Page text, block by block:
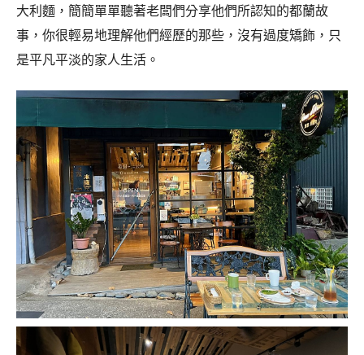
大利麵，簡簡單單聽著老闆們分享他們所認知的都蘭故
事，你很輕易地理解他們經歷的那些，沒有過度矯飾，只
是平凡平淡的家人生活。